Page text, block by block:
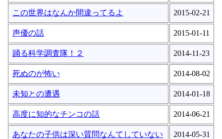
この世界はなんか間違ってるよ 2015-02-21
声優の話 2015-01-11
踊る科学調査隊！２ 2014-11-23
死ぬのが怖い 2014-08-02
未知との遭遇 2014-01-18
高度に知的なチンコの話 2014-06-21
あなたの子供は深い質問なんてしていない 2014-05-31